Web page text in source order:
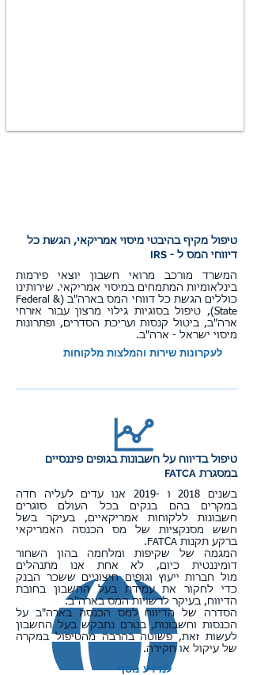
טיפול מקיף בהיבטי מיסוי אמריקאי, הגשת כל
דיווחי המס ל - IRS
המשרד מורכב מרואי חשבון יוצאי פירמות
בינלאומיות המתמחים במיסוי אמריקאי. שירותינו
כוללים הגשת כל דווחי המס בארה"ב (Federal &
State), טיפול בסוגיות גילוי מרצון עבור אזרחי
ארה"ב, ביטול קנסות ועריכת הסדרים, ופתרונות
מיסוי ישראל - ארה"ב.
לעקרונות שירות והמלצות מלקוחות
טיפול בדיווח על חשבונות בגופים פיננסיים
במסגרת FATCA
בשנים 2018 ו -2019 אנו עדים לעליה חדה
במקרים בהם בנקים בכל העולם סוגרים
חשבונות ללקוחות אמריקאיים, בעיקר בשל
חשש מסנקציות של מס הכנסה האמריקאי
ברקע תקנות FATCA.
המגמה של שקיפות ומלחמה בהון השחור
דומיננטית כיום, לא אחת אנו מתנהלים
מול חברות ייעוץ וגופים חיצוניים ששכר הבנק
כדי לחקור את עמידת בעל החשבון בחובת
הדיווח, בעיקר לרשויות המס בארה"ב.
הסדרה של הדיווח למס הכנסה בארה"ב על
הכנסות וחשבונות, בטרם נתבקש בעל החשבון
לעשות זאת, פשוטה בהרבה מהטיפול במקרה
של עיקול או חקירה.
למידע נוסף